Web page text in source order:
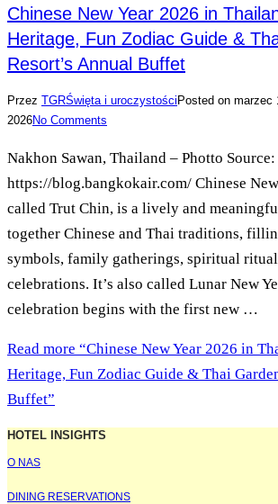
Chinese New Year 2026 in
Heritage, Fun Zodiac Guide &
Resort’s Annual Buffet
Przez TGRŚwięta i uroczystości Posted on marzec
2026No Comments
Nakhon Sawan, Thailand – Photto Source:
https://blog.bangkokair.com/ Chinese
called Trut Chin, is a lively and
together Chinese and Thai traditions,
symbols, family gatherings, spiritual
celebrations. It’s also called Lunar New
celebration begins with the first new …
Read more “Chinese New Year 2026 in
Heritage, Fun Zodiac Guide & Thai
Buffet”
HOTEL INSIGHTS
O NAS
DINING RESERVATIONS